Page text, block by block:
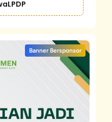
Banner Bersponsor